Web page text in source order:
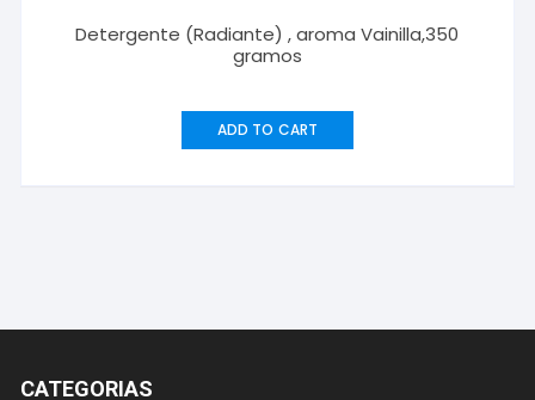
Detergente (Radiante) , aroma Vainilla,350
gramos
ADD TO CART
CATEGORIAS